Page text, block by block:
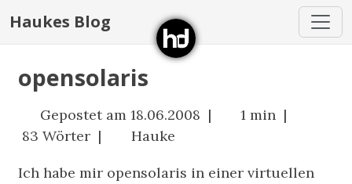
Haukes Blog
opensolaris
Gepostet am 18.06.2008 |
1 min |
83 Wörter |
Hauke
Ich habe mir opensolaris in einer virtuellen